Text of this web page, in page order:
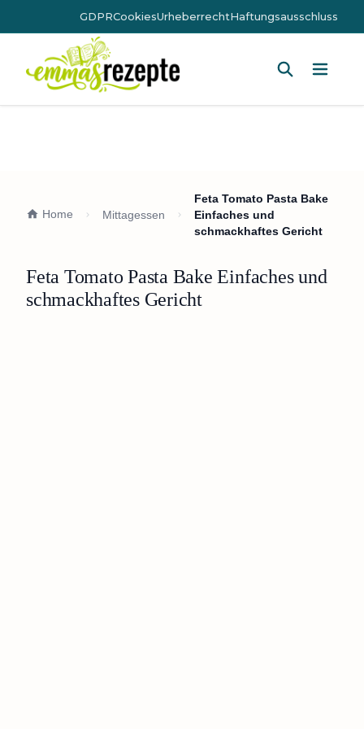
GDPRCookiesUrheberrechtHaftungsausschluss
Home Mittagessen
Feta Tomato Pasta Bake
Einfaches und
schmackhaftes Gericht
Feta Tomato Pasta Bake Einfaches und
schmackhaftes Gericht